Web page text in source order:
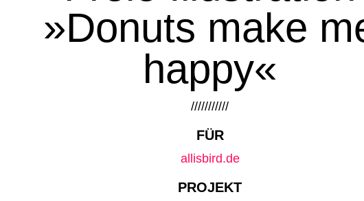
»Donuts make
happy«
///////////
FÜR
allisbird.de
PROJEKT